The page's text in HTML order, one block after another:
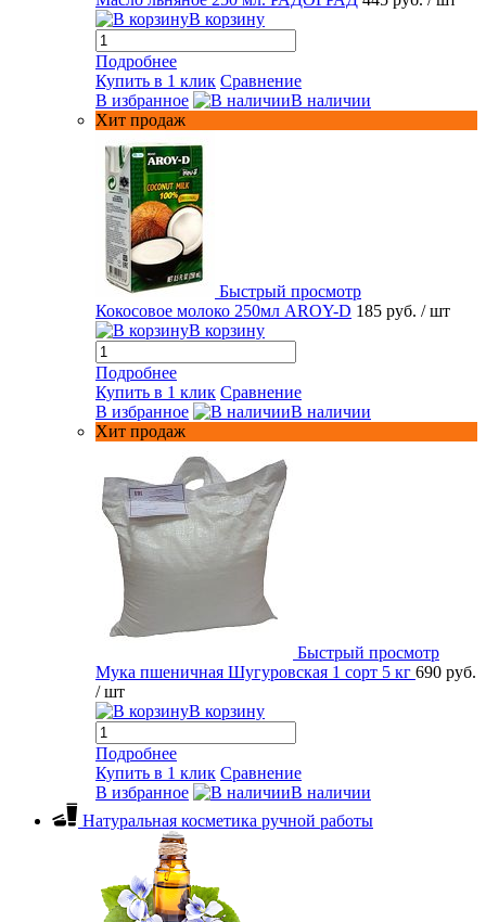
В корзину
Подробнее
Купить в 1 клик Сравнение
В избранное
В наличии
Хит продаж
Быстрый просмотр
Кокосовое молоко 250мл AROY-D 185 руб. / шт
В корзину
Подробнее
Купить в 1 клик Сравнение
В избранное
В наличии
Хит продаж
Быстрый просмотр
Мука пшеничная Шугуровская 1 сорт 5 кг 690 руб.
/ шт
В корзину
Подробнее
Купить в 1 клик Сравнение
В избранное
В наличии
Натуральная косметика ручной работы